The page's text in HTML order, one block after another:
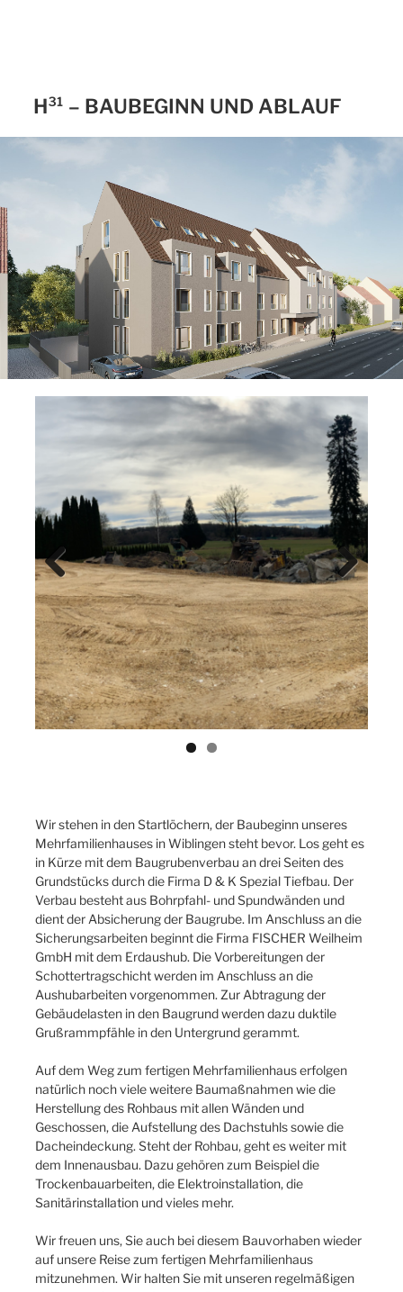
H³¹ – BAUBEGINN UND ABLAUF
Previ
ous
Next
Wir stehen in den Startlöchern, der Baubeginn unseres
Mehrfamilienhauses in Wiblingen steht bevor. Los geht es
in Kürze mit dem Baugrubenverbau an drei Seiten des
Grundstücks durch die Firma D & K Spezial Tiefbau. Der
Verbau besteht aus Bohrpfahl- und Spundwänden und
dient der Absicherung der Baugrube. Im Anschluss an die
Sicherungsarbeiten beginnt die Firma FISCHER Weilheim
GmbH mit dem Erdaushub. Die Vorbereitungen der
Schottertragschicht werden im Anschluss an die
Aushubarbeiten vorgenommen. Zur Abtragung der
Gebäudelasten in den Baugrund werden dazu duktile
Grußrammpfähle in den Untergrund gerammt.
Auf dem Weg zum fertigen Mehrfamilienhaus erfolgen
natürlich noch viele weitere Baumaßnahmen wie die
Herstellung des Rohbaus mit allen Wänden und
Geschossen, die Aufstellung des Dachstuhls sowie die
Dacheindeckung. Steht der Rohbau, geht es weiter mit
dem Innenausbau. Dazu gehören zum Beispiel die
Trockenbauarbeiten, die Elektroinstallation, die
Sanitärinstallation und vieles mehr.
Wir freuen uns, Sie auch bei diesem Bauvorhaben wieder
auf unsere Reise zum fertigen Mehrfamilienhaus
mitzunehmen. Wir halten Sie mit unseren regelmäßigen